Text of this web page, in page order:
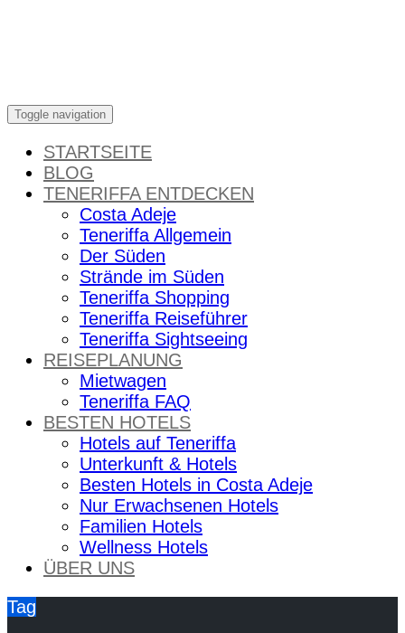
Toggle navigation
STARTSEITE
BLOG
TENERIFFA ENTDECKEN
Costa Adeje
Teneriffa Allgemein
Der Süden
Strände im Süden
Teneriffa Shopping
Teneriffa Reiseführer
Teneriffa Sightseeing
REISEPLANUNG
Mietwagen
Teneriffa FAQ
BESTEN HOTELS
Hotels auf Teneriffa
Unterkunft & Hotels
Besten Hotels in Costa Adeje
Nur Erwachsenen Hotels
Familien Hotels
Wellness Hotels
ÜBER UNS
Tag